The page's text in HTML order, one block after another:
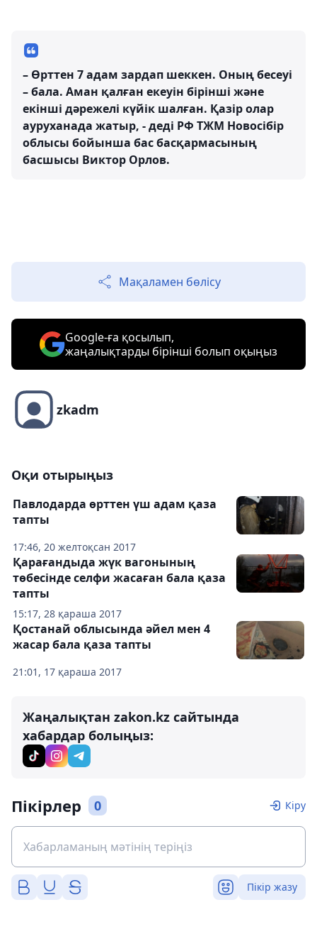
– Өрттен 7 адам зардап шеккен. Оның бесеуі
– бала. Аман қалған екеуін бірінші және
екінші дәрежелі күйік шалған. Қазір олар
ауруханада жатыр, - деді РФ ТЖМ Новосібір
облысы бойынша бас басқармасының
басшысы Виктор Орлов.
Мақаламен бөлісу
Google-ға қосылып,
жаңалықтарды бірінші болып оқыңыз
zkadm
Оқи отырыңыз
17:46, 20 желтоқсан 2017
Павлодарда өрттен үш адам қаза
тапты
15:17, 28 қараша 2017
Қарағандыда жүк вагонының
төбесінде селфи жасаған бала қаза
тапты
21:01, 17 қараша 2017
Қостанай облысында әйел мен 4
жасар бала қаза тапты
Жаңалықтан zakon.kz сайтында
хабардар болыңыз:
Пікірлер 0 Кіру
Пікір жазу